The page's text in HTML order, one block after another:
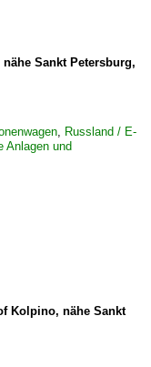
Sankt Petersburg,
, Russland / E-
Anlagen und
Kolpino, nähe Sankt